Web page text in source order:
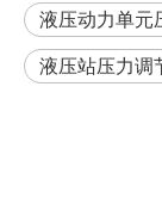
液压动力单元
液压站压力调